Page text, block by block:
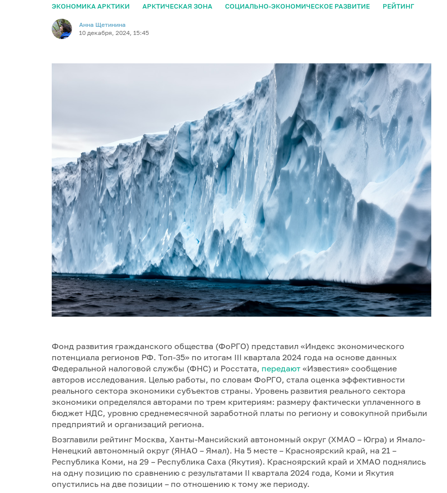
ЭКОНОМИКА АРКТИКИ АРКТИЧЕСКАЯ ЗОНА СОЦИАЛЬНО-ЭКОНОМИЧЕСКОЕ РАЗВИТИЕ РЕЙТИНГ
Анна Щетинина
10 декабря, 2024, 15:45
Фонд развития гражданского общества (ФоРГО) представил «Индекс экономического
потенциала регионов РФ. Топ-35» по итогам III квартала 2024 года на основе данных
Федеральной налоговой службы (ФНС) и Росстата, передают «Известия» сообщение
авторов исследования. Целью работы, по словам ФоРГО, стала оценка эффективности
реального сектора экономики субъектов страны. Уровень развития реального сектора
экономики определялся авторами по трем критериям: размеру фактически уплаченного в
бюджет НДС, уровню среднемесячной заработной платы по региону и совокупной прибыли
предприятий и организаций региона.
Возглавили рейтинг Москва, Ханты-Мансийский автономный округ (ХМАО – Югра) и Ямало-
Ненецкий автономный округ (ЯНАО – Ямал). На 5 месте – Красноярский край, на 21 –
Республика Коми, на 29 – Республика Саха (Якутия). Красноярский край и ХМАО поднялись
на одну позицию по сравнению с результатами II квартала 2024 года, Коми и Якутия
опустились на две позиции – по отношению к тому же периоду.